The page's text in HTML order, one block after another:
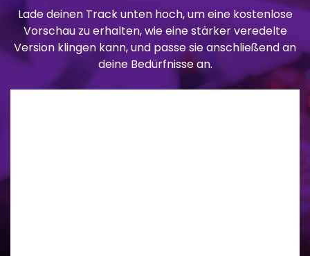
Lade deinen Track unten hoch, um eine kostenlose
Vorschau zu erhalten, wie eine stärker veredelte
Version klingen kann, und passe sie anschließend an
deine Bedürfnisse an.